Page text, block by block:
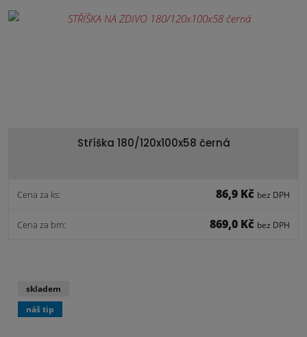
Stříška 180/120x100x58 černá
Cena za ks: 86,9 Kč bez DPH
Cena za bm: 869,0 Kč bez DPH
skladem
náš tip